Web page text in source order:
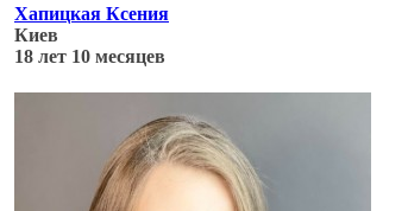
Хапицкая Ксения
Киев
18 лет 10 месяцев